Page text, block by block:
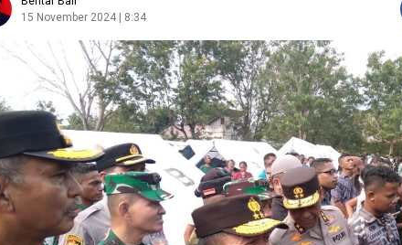
15 November 2024 | 8:34